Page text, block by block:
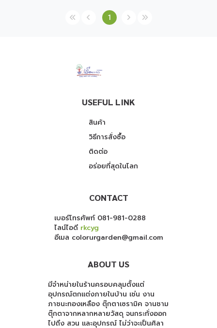
  1  
USEFUL LINK
สินค้า
วิธีการสั่งซื้อ
ติดต่อ
อร่อยที่สุดในโลก
CONTACT
เบอร์โทรศัพท์ 081-981-0288
ไลน์ไอดี rkcyg
อีเมล colorurgarden@gmail.com
ABOUT US
มีจำหน่ายในร้านครอบคลุมตั้งแต่
อุปกรณ์ตกแต่งภายในบ้าน เช่น งาน
ภาชนะทองเหลือง ตุ๊กตาเซรามิค จานชาม
ตุ๊กตาจากหลากหลายวัสดุ จนกระทั่งออก
ไปถึง สวน และอุปกรณ์ ไม่ว่าจะเป็นศิลา